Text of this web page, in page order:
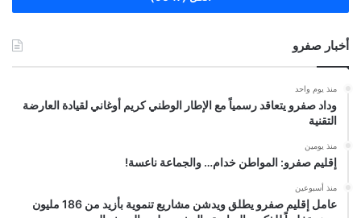
أخبار صفرو
منذ يوم واحد
وداد صفرو يتعاقد رسمياً مع الإطار الوطني كريم أوغاني لقيادة العارضة
التقنية
منذ يومين
إقليم صفرو: المواطن خدام… والجماعة ناعسة!
منذ أسبوعين
عامل إقليم صفرو يطلق ويدشن مشاريع تنموية بأزيد من 186 مليون